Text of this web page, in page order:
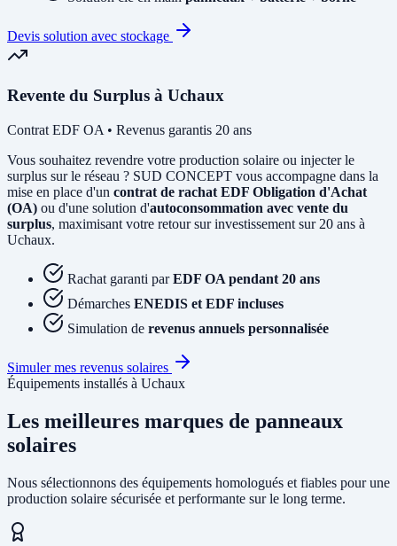
Devis solution avec stockage
Revente du Surplus à Uchaux
Contrat EDF OA • Revenus garantis 20 ans
Vous souhaitez revendre votre production solaire ou injecter le
surplus sur le réseau ? SUD CONCEPT vous accompagne dans la
mise en place d'un contrat de rachat EDF Obligation d'Achat
(OA) ou d'une solution d'autoconsommation avec vente du
surplus, maximisant votre retour sur investissement sur 20 ans à
Uchaux.
Rachat garanti parEDF OA pendant 20 ans
Démarches ENEDIS et EDF incluses
Simulation de revenus annuels personnalisée
Simuler mes revenus solaires
Équipements installés à Uchaux
Les meilleures marques de panneaux
solaires
Nous sélectionnons des équipements homologués et fiables pour une
production solaire sécurisée et performante sur le long terme.